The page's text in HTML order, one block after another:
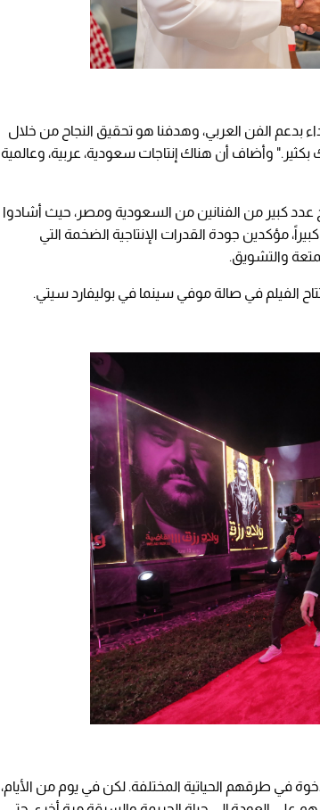
بدعم الفن العربي، وهدفنا هو تحقيق النجاح من خلال
وأضاف أن هناك إنتاجات سعودية، عربية، وعالمية
كبير من الفنانين من السعودية ومصر، حيث أشادوا
مؤكدين جودة القدرات الإنتاجية الضخمة التي
والتشويق.
الفيلم في صالة موفي سينما في بوليفارد سيتي.
وانفصال الإخوة في طرقهم الحياتية المختلفة. لكن في يوم من الأيام،